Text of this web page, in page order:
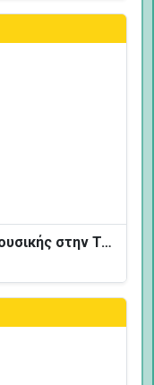
Βραδιά Ζωντανής Ελληνικής Μουσικής στην Ταβέρνα Κελάρι